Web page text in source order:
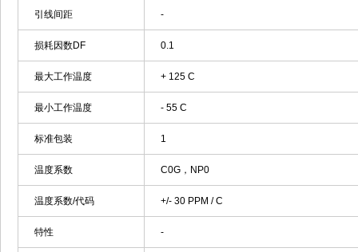
引线间距 -
损耗因数DF 0.1
最大工作温度 + 125 C
最小工作温度 - 55 C
标准包装 1
温度系数 C0G，NP0
温度系数/代码 +/- 30 PPM / C
特性 -